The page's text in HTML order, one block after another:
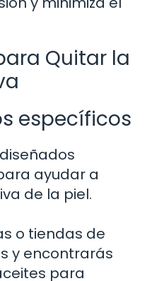
Quitar la
específicos
ayudar a
de la piel.
o tiendas de
y encontrarás
para